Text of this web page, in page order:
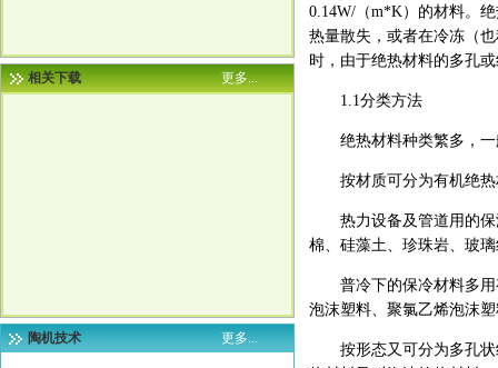
相关下载 更多...
陶机技术 更多...
0.14W/（m*K）的材料。
热量散失，或者在冷冻（
时，由于绝热材料的多孔
1.1分类方法
绝热材料种类繁多，一
按材质可分为有机绝热
热力设备及管道用的保
棉、硅藻土、珍珠岩、玻
普冷下的保冷材料多用
泡沫塑料、聚氯乙烯泡沫
按形态又可分为多孔状